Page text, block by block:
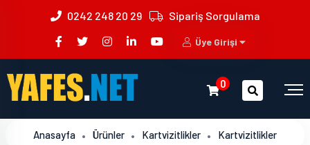
0242 248 20 29 Sipariş Sorgulama
Üye Girişi
0
Anasayfa Ürünler Kartvizitlikler Kartvizitlikler